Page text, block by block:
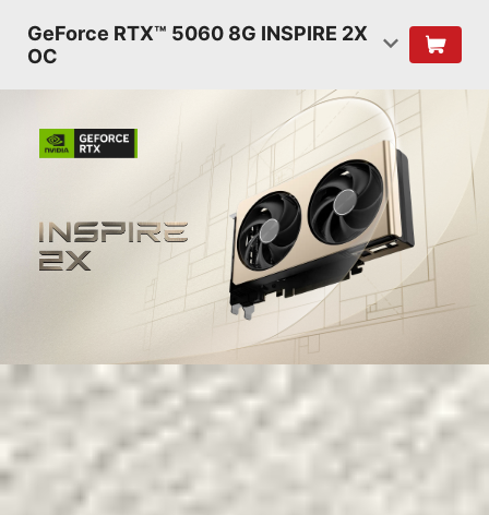
GeForce RTX™ 5060 8G INSPIRE 2X
OC